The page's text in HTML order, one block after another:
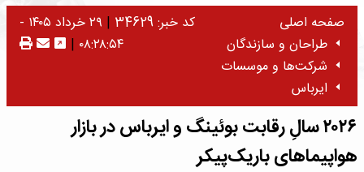
صفحه اصلی
طراحان و سازندگان
شرکت‌ها و موسسات
ایرباس
کد خبر: 34629 |
۲۹ خرداد ۱۴۰۵ -
۰۸:۲۸:۵۴ |
۲۰۲۶ سالِ رقابت بوئینگ و ایرباس در بازار
هواپیماهای باریک‌پیکر